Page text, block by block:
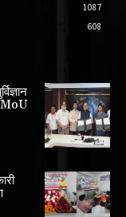
1087
608
MoU